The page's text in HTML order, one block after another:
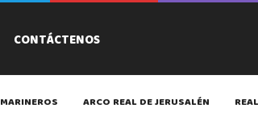
CONTÁCTENOS
MARINEROS ARCO REAL DE JERUSALÉN